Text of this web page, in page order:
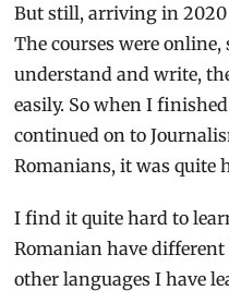
But still, arriving in
The courses were
understand and write,
easily. So when I
continued on to
Romanians, it was quite
I find it quite hard to
Romanian have
other languages I have